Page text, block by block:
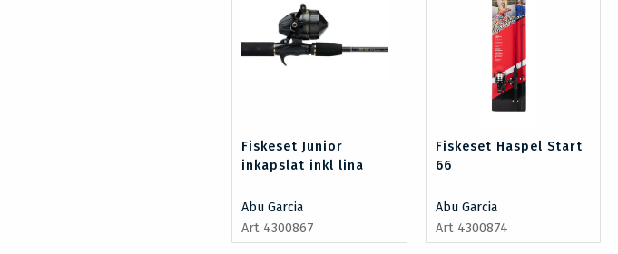
Fiskeset Junior
inkapslat inkl lina
Abu Garcia
Art 4300867
Fiskeset Haspel Start
66
Abu Garcia
Art 4300874